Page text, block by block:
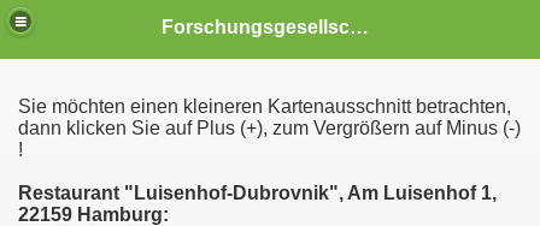
Forschungsgesellschaft HAMBURGER - FORUM e.V. von 1998 Unkonventionelle und provokante Thesen zu MENSCH - WELT - RAUMZEIT
Sie möchten einen kleineren Kartenausschnitt betrachten,
dann klicken Sie auf Plus (+), zum Vergrößern auf Minus (-)
!
Restaurant "Luisenhof-Dubrovnik", Am Luisenhof 1,
22159 Hamburg: